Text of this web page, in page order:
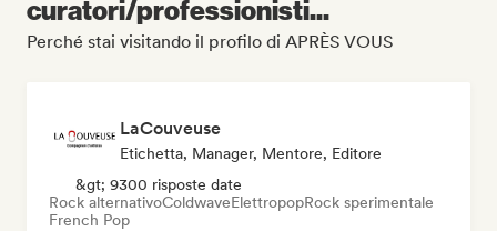
curatori/professionisti...
Perché stai visitando il profilo di APRÈS VOUS
LaCouveuse
Etichetta, Manager, Mentore, Editore
&gt; 9300 risposte date
Rock alternativoColdwaveElettropopRock sperimentale
French Pop